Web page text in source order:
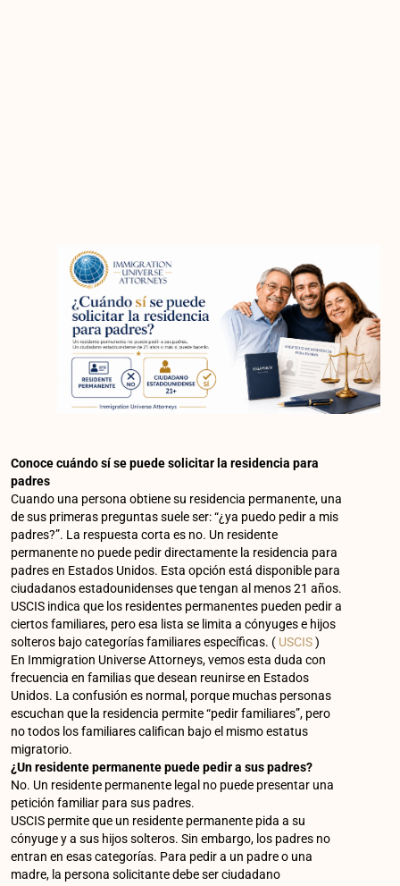
Conoce cuándo sí se puede solicitar la residencia para
padres
Cuando una persona obtiene su residencia permanente, una
de sus primeras preguntas suele ser: “¿ya puedo pedir a mis
padres?”. La respuesta corta es no. Un residente
permanente no puede pedir directamente la residencia para
padres en Estados Unidos. Esta opción está disponible para
ciudadanos estadounidenses que tengan al menos 21 años.
USCIS indica que los residentes permanentes pueden pedir a
ciertos familiares, pero esa lista se limita a cónyuges e hijos
solteros bajo categorías familiares específicas. ( USCIS)
En Immigration Universe Attorneys, vemos esta duda con
frecuencia en familias que desean reunirse en Estados
Unidos. La confusión es normal, porque muchas personas
escuchan que la residencia permite “pedir familiares”, pero
no todos los familiares califican bajo el mismo estatus
migratorio.
¿Un residente permanente puede pedir a sus padres?
No. Un residente permanente legal no puede presentar una
petición familiar para sus padres.
USCIS permite que un residente permanente pida a su
cónyuge y a sus hijos solteros. Sin embargo, los padres no
entran en esas categorías. Para pedir a un padre o una
madre, la persona solicitante debe ser ciudadano